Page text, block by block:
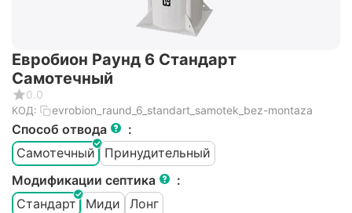
Евробион Раунд 6 Стандарт
Самотечный
0.0
КОД: evrobion_raund_6_standart_samotek_bez-montaza
Способ отвода
:
Самотечный
Принудительный
Модификации септика
:
Стандарт
Миди
Лонг